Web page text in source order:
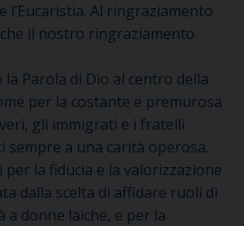
l’Eucaristia. Al ringraziamento
il nostro ringraziamento
Parola di Dio al centro della
per la costante e premurosa
gli immigrati e i fratelli
sempre a una carità operosa.
la fiducia e la valorizzazione
dalla scelta di affidare ruoli di
donne laiche, e per la